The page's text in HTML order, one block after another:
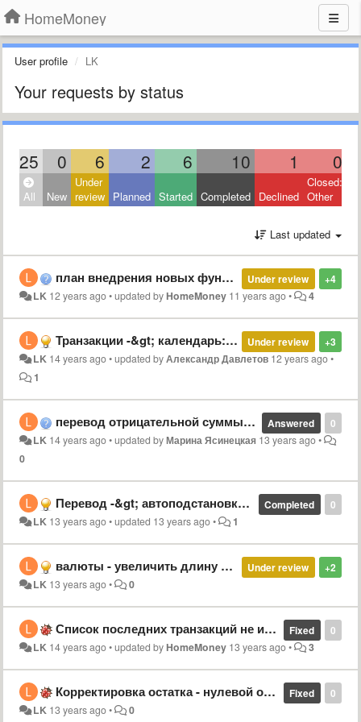
HomeMoney
User profile LK
Your requests by status
25 0 6 2 6 10 1 0
All New
Under
review Planned Started Completed Declined
Closed:
Other
Last updated
+4
Under review
план внедрения новых функций
LK 12 years ago•updated by HomeMoney 11 years ago• 4
+3
Under review
Транзакции -&gt; календарь: выводить больше информации о транзакциях
LK 14 years ago•updated byАлександр Давлетов 12 years ago•
1
0
Answered
перевод отрицательной суммы со счета А на Б создает положительную сумму на счете А
LK 14 years ago•updated byМарина Ясинецкая 13 years ago•
0
0
Completed
Перевод -&gt; автоподстановка курса: изменить направление курса
LK 13 years ago•updated 13 years ago• 1
+2
Under review
валюты - увеличить длину полей для названия валют
LK 13 years ago• 0
0
Fixed
Список последних транзакций не изменяется при ручном редактировании даты
LK 14 years ago•updated by HomeMoney 13 years ago• 3
0
Fixed
Корректировка остатка - нулевой остаток
LK 13 years ago• 0